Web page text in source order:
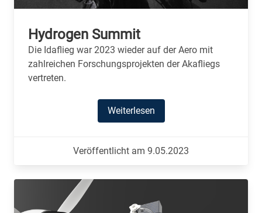
Hydrogen Summit
Die Idaflieg war 2023 wieder auf der Aero mit
zahlreichen Forschungsprojekten der Akafliegs
vertreten.
Weiterlesen
Veröffentlicht am 9.05.2023